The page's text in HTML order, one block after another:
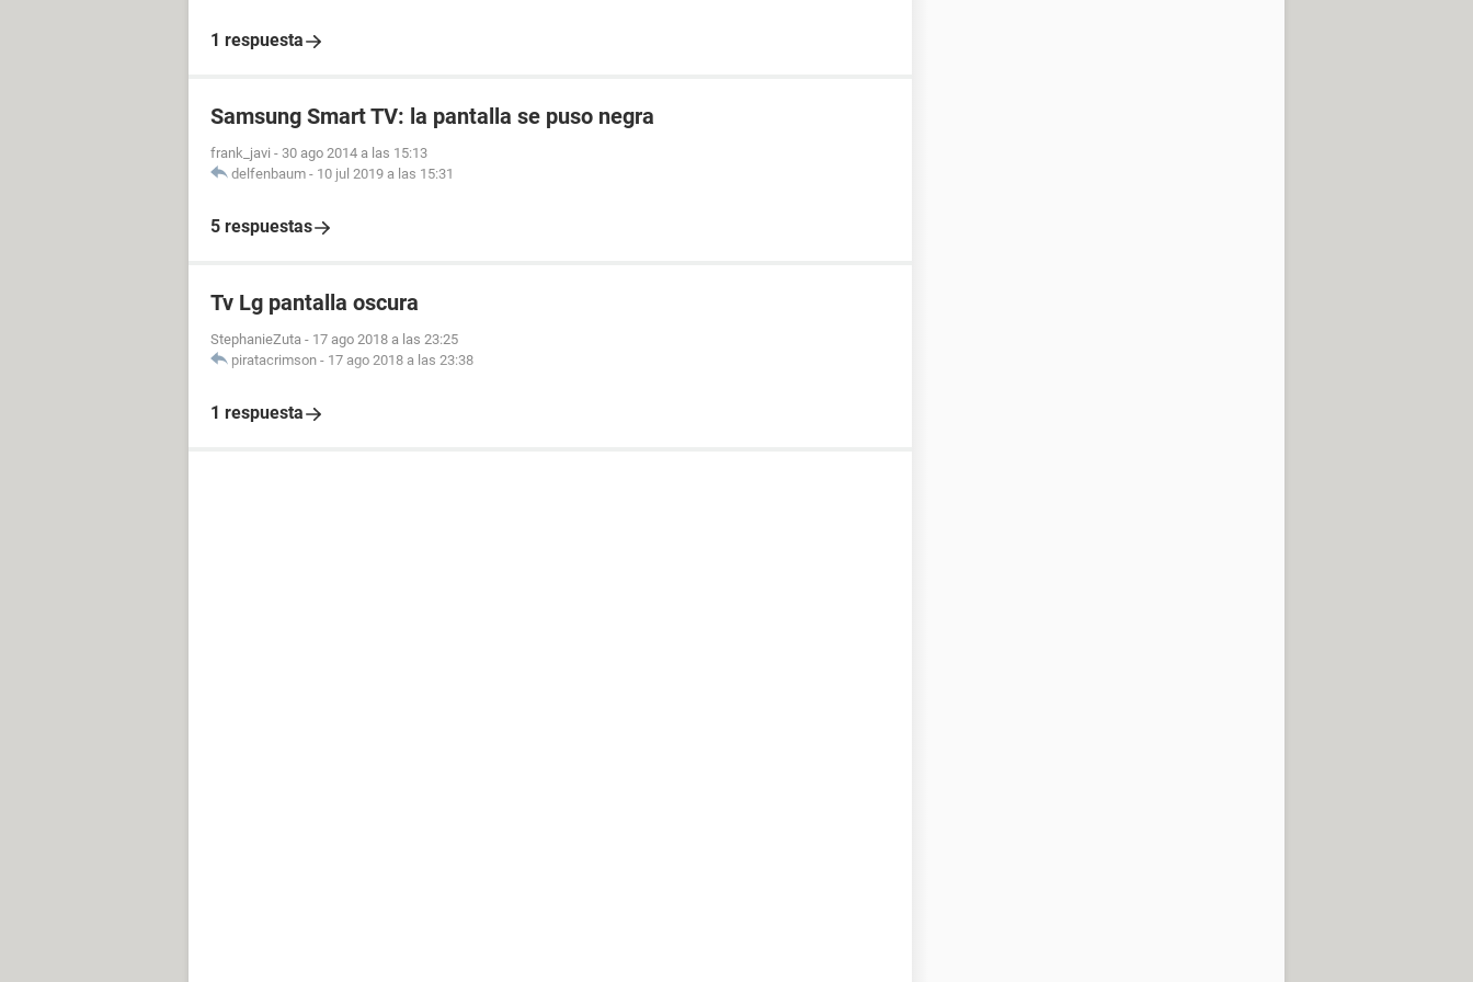
1 respuesta
Samsung Smart TV: la pantalla se puso negra
frank_javi - 30 ago 2014 a las 15:13
delfenbaum - 10 jul 2019 a las 15:31
5 respuestas
Tv Lg pantalla oscura
StephanieZuta - 17 ago 2018 a las 23:25
piratacrimson - 17 ago 2018 a las 23:38
1 respuesta